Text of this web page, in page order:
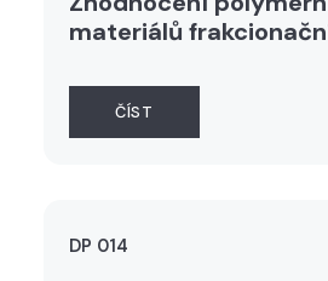
materiálů
ČÍST
DP 014